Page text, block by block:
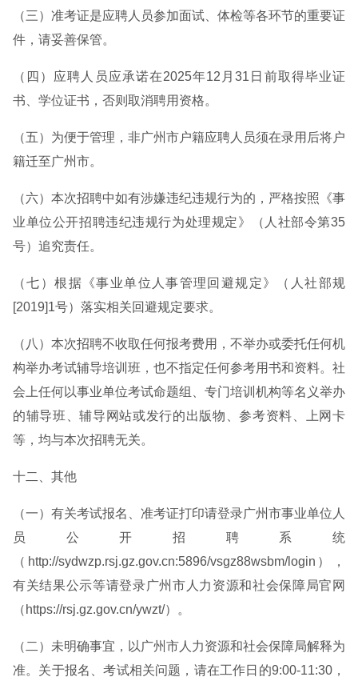
（三）准考证是应聘人员参加面试、体检等各环节的重要证
件，请妥善保管。
（四）应聘人员应承诺在2025年12月31日前取得毕业证
书、学位证书，否则取消聘用资格。
（五）为便于管理，非广州市户籍应聘人员须在录用后将户
籍迁至广州市。
（六）本次招聘中如有涉嫌违纪违规行为的，严格按照《事
业单位公开招聘违纪违规行为处理规定》（人社部令第35
号）追究责任。
（七）根据《事业单位人事管理回避规定》（人社部规
[2019]1号）落实相关回避规定要求。
（八）本次招聘不收取任何报考费用，不举办或委托任何机
构举办考试辅导培训班，也不指定任何参考用书和资料。社
会上任何以事业单位考试命题组、专门培训机构等名义举办
的辅导班、辅导网站或发行的出版物、参考资料、上网卡
等，均与本次招聘无关。
十二、其他
（一）有关考试报名、准考证打印请登录广州市事业单位人
员公开招聘系统
（http://sydwzp.rsj.gz.gov.cn:5896/vsgz88wsbm/login），
有关结果公示等请登录广州市人力资源和社会保障局官网
（https://rsj.gz.gov.cn/ywzt/）。
（二）未明确事宜，以广州市人力资源和社会保障局解释为
准。关于报名、考试相关问题，请在工作日的9:00-11:30，